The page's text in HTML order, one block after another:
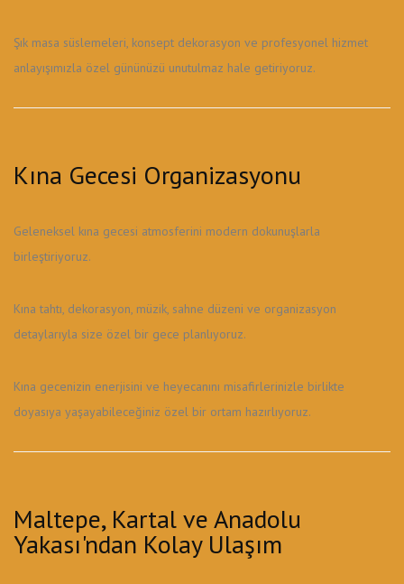
Şık masa süslemeleri, konsept dekorasyon ve profesyonel hizmet
anlayışımızla özel gününüzü unutulmaz hale getiriyoruz.
Kına Gecesi Organizasyonu
Geleneksel kına gecesi atmosferini modern dokunuşlarla
birleştiriyoruz.
Kına tahtı, dekorasyon, müzik, sahne düzeni ve organizasyon
detaylarıyla size özel bir gece planlıyoruz.
Kına gecenizin enerjisini ve heyecanını misafirlerinizle birlikte
doyasıya yaşayabileceğiniz özel bir ortam hazırlıyoruz.
Maltepe, Kartal ve Anadolu
Yakası'ndan Kolay Ulaşım